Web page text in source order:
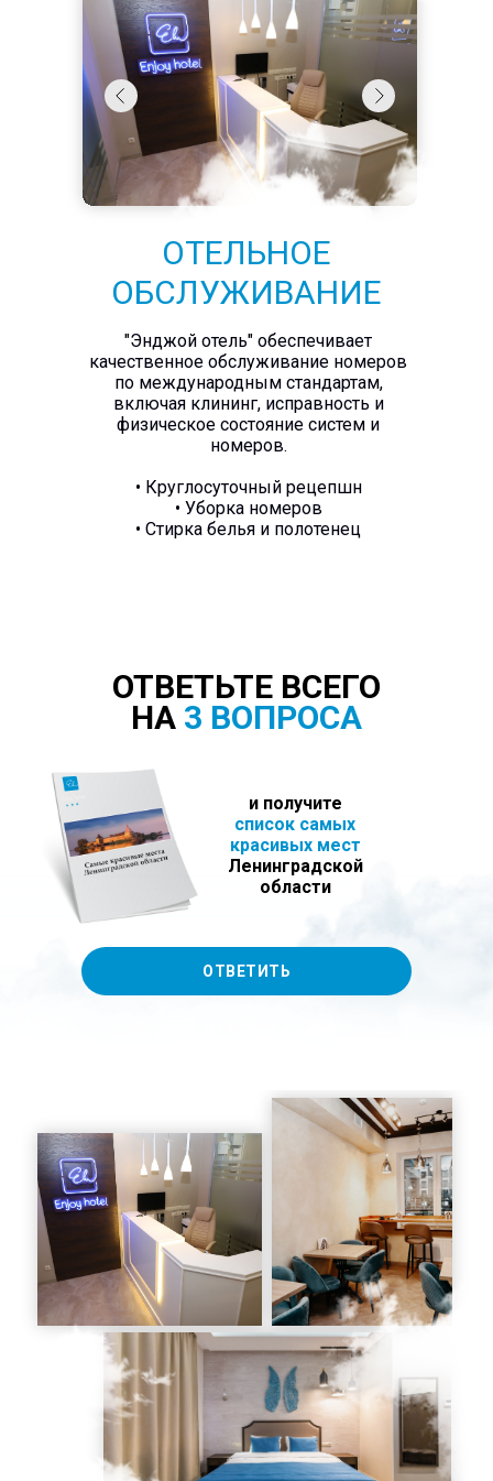
ОТЕЛЬНОЕ
ОБСЛУЖИВАНИЕ
"Энджой отель" обеспечивает
качественное обслуживание номеров
по международным стандартам,
включая клининг, исправность и
физическое состояние систем и
номеров.
• Круглосуточный рецепшн
• Уборка номеров
• Стирка белья и полотенец
ОТВЕТЬТЕ ВСЕГО
НА 3 ВОПРОСА
и получите
список самых
красивых мест
Ленинградской
области
ОТВЕТИТЬ